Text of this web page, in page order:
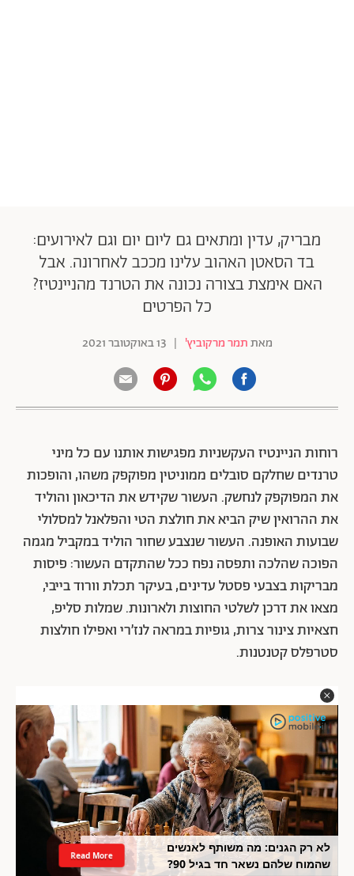
מבריק, עדין ומתאים גם ליום יום וגם לאירועים:
בד הסאטן האהוב עלינו מככב לאחרונה. אבל
האם אימצת בצורה נכונה את הטרנד מהניינטיז?
כל הפרטים
מאתתמר מרקוביץ' | 13 באוקטובר 2021
רוחות הניינטיז העקשניות מפגישות אותנו עם כל מיני
טרנדים שחלקם סובלים ממוניטין מפוקפק משהו, והופכות
את המפוקפק לנחשק. העשור שקידש את הדיכאון והוליד
את ההרואין שיק הביא את חולצת הטי והפלאנל למסלולי
שבועות האופנה. העשור שנצבע שחור הוליד במקביל מגמה
הפוכה שהלכה ותפסה נפח ככל שהתקדם העשור: פיסות
מבריקות בצבעי פסטל עדינים, בעיקר תכלת וורוד בייבי,
מצאו את דרכן לשלטי החוצות ולארונות. שמלות סליפ,
חצאיות צינור צרות, גופיות במראה לנז׳רי ואפילו חולצות
סטרפלס קטנטנות.
לא רק הגנים: מה משותף לאנשים
שהמוח שלהם נשאר חד בגיל 90?
Read More